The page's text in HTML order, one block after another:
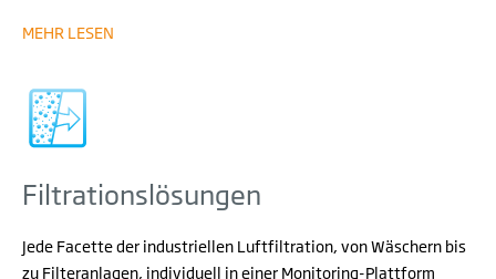
MEHR LESEN
Filtrationslösungen
Jede Facette der industriellen Luftfiltration, von Wäschern bis
zu Filteranlagen, individuell in einer Monitoring-Plattform